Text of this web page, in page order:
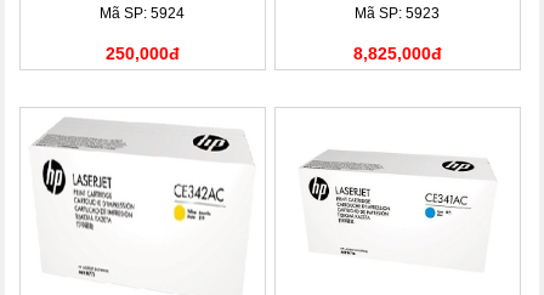
Mã SP: 5924
250,000đ
Mã SP: 5923
8,825,000đ